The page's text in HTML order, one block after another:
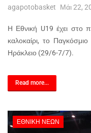
agapotobasket Μάι 22,
Η Εθνική U19 έχει στο
καλοκαίρι, το
Ηράκλειο (29/6-7/7).
Read more...
ΕΘΝΙΚΉ ΝΈΩΝ